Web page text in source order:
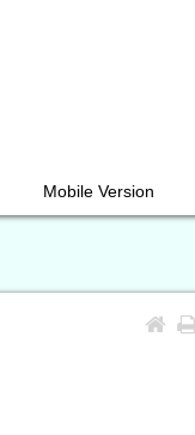
Mobile Version